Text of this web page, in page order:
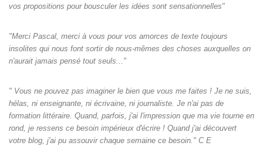
vos propositions pour bousculer les idées sont sensationnelles"
"Merci Pascal, merci à vous pour vos amorces de texte toujours
insolites qui nous font sortir de nous-mêmes des choses auxquelles on
n'aurait jamais pensé tout seuls‌..."
" Vous ne pouvez pas imaginer le bien que vous me faites ! Je ne suis,
hélas, ni enseignante, ni écrivaine, ni journaliste. Je n'ai pas de
formation littéraire. Quand, parfois, j'ai l'impression que ma vie tourne en
rond, je ressens ce besoin impérieux d'écrire ! Quand j'ai découvert
votre blog, j'ai pu assouvir chaque semaine ce besoin." C E